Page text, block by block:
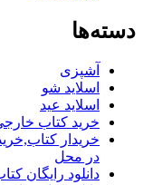
دسته‌ها
آشپزی
اسلاید شو
اسلاید عید
خرید کتاب
خریدار
در محل
دانلود رایگان